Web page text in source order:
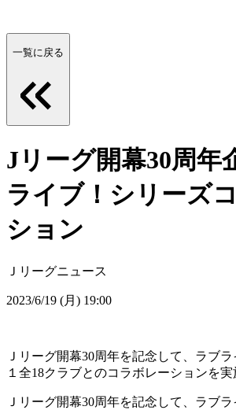
一覧に戻る
Jリーグ開幕30周年
ライブ！シリーズ
ション
Ｊリーグニュース
2023/6/19 (月) 19:00
Ｊリーグ開幕30周年を記念して、ラブ
１全18クラブとのコラボレーションを
Ｊリーグ開幕30周年を記念して、ラブ